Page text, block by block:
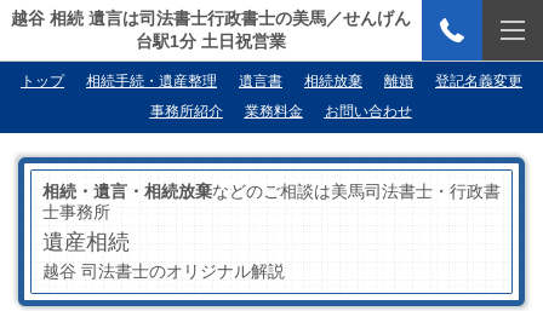
越谷 相続 遺言は司法書士行政書士の美馬／せんげん
台駅1分 土日祝営業
トップ 相続手続・遺産整理 遺言書 相続放棄 離婚
登記名義変更
事務所紹介
業務料金 お問い合わせ
相続・遺言・相続放棄などのご相談は美馬司法書士・行政書
士事務所
遺産相続
越谷 司法書士のオリジナル解説